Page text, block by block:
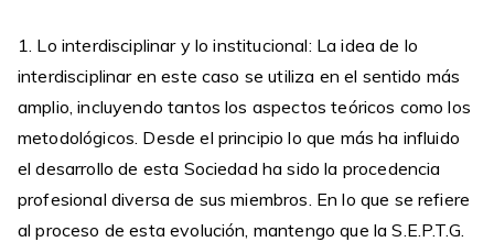
1. Lo interdisciplinar y lo institucional: La idea de lo
interdisciplinar en este caso se utiliza en el sentido más
amplio, incluyendo tantos los aspectos teóricos como los
metodológicos. Desde el principio lo que más ha influido
el desarrollo de esta Sociedad ha sido la procedencia
profesional diversa de sus miembros. En lo que se refiere
al proceso de esta evolución, mantengo que la S.E.P.T.G.